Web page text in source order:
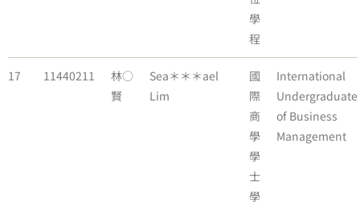
學
程
17 11440211
林○
賢
Sea＊＊＊ael
Lim
國
際
商
學
學
士
學
International
Undergraduate
of Business
Management